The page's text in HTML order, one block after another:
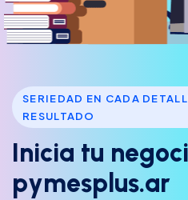
SERIEDAD EN CADA
RESULTADO
Inicia tu negoci
pymesp us.ar